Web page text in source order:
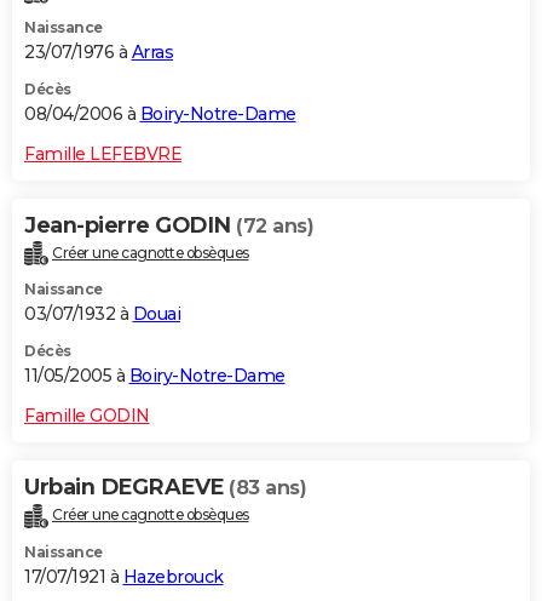
Naissance
23/07/1976 à Arras
Décès
08/04/2006 à Boiry-Notre-Dame
Famille LEFEBVRE
Jean-pierre GODIN (72 ans)
Créer une cagnotte obsèques
Naissance
03/07/1932 à Douai
Décès
11/05/2005 à Boiry-Notre-Dame
Famille GODIN
Urbain DEGRAEVE (83 ans)
Créer une cagnotte obsèques
Naissance
17/07/1921 à Hazebrouck